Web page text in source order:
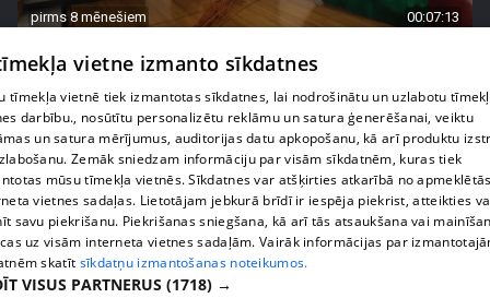
pirms 8 mēnešiem 00:07:13
"Ērkšķu" dāmas mācās pacietību un disciplīnu,
neko neredzot
12. epizode
vietne izmanto sīkdatnes
tīmekļa vietnē tiek izmantotas sīkdatnes, lai nodrošinātu un uzlabotu
darbību., nosūtītu personalizētu reklāmu un satura ģenerēšanai, veiktu
un satura mērījumus, auditorijas datu apkopošanu, kā arī produktu
Zemāk sniedzam informāciju par visām sīkdatnēm, kuras tiek
mūsu tīmekļa vietnēs. Sīkdatnes var atšķirties atkarībā no
vietnes sadaļas. Lietotājam jebkurā brīdī ir iespēja piekrist, atteikties
savu piekrišanu. Piekrišanas sniegšana, kā arī tās atsaukšana vai
uz visām interneta vietnes sadaļām. Vairāk informācijas par
skatīt sīkdatņu izmantošanas noteikumos.
VISUS PARTNERUS (1718) →